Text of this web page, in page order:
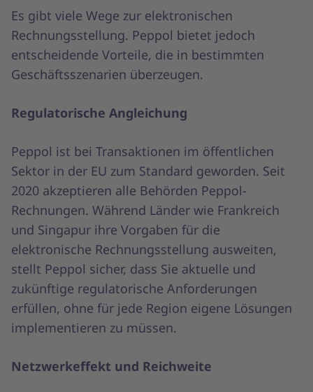
Es gibt viele Wege zur elektronischen
Rechnungsstellung. Peppol bietet jedoch
entscheidende Vorteile, die in bestimmten
Geschäftsszenarien überzeugen.
Regulatorische Angleichung
Peppol ist bei Transaktionen im öffentlichen
Sektor in der EU zum Standard geworden. Seit
2020 akzeptieren alle Behörden Peppol-
Rechnungen. Während Länder wie Frankreich
und Singapur ihre Vorgaben für die
elektronische Rechnungsstellung ausweiten,
stellt Peppol sicher, dass Sie aktuelle und
zukünftige regulatorische Anforderungen
erfüllen, ohne für jede Region eigene Lösungen
implementieren zu müssen.
Netzwerkeffekt und Reichweite